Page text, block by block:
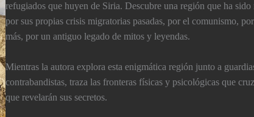
refugiados que huyen de Siria. Descubre una región que ha
por sus propias crisis migratorias pasadas, por el comunismo,
más, por un antiguo legado de mitos y leyendas.
Mientras la autora explora esta enigmática región junto a
contrabandistas, traza las fronteras fí­sicas y psicológicas que
que revelarán sus secretos.